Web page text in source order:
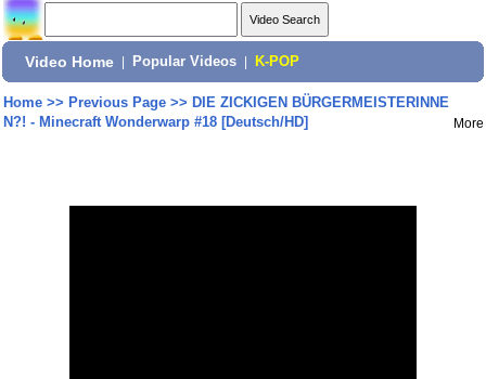
Video Home Popular Videos K-POP
Home>> Previous Page>> DIE ZICKIGEN BÜRGERMEISTERINNE
N?! - Minecraft Wonderwarp #18 [Deutsch/HD]
More